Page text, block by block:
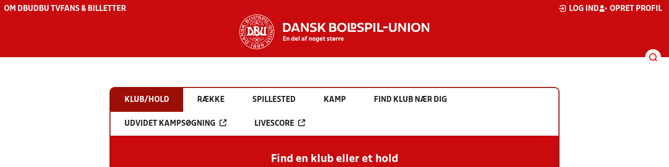
OM DBU DBU TV FANS & BILLETTER LOG IND OPRET PROFIL
KLUB/HOLD RÆKKE SPILLESTED KAMP FIND KLUB NÆR DIG
UDVIDET KAMPSØGNING LIVESCORE
Find en klub eller et hold